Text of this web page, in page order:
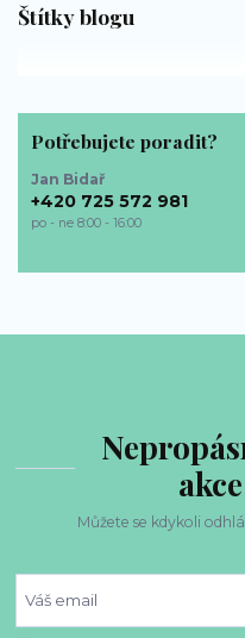
Štítky blogu
Potřebujete poradit?
Jan Bidař
+420 725 572 981
po - ne 8:00 - 16:00
Můžete se kdykoli